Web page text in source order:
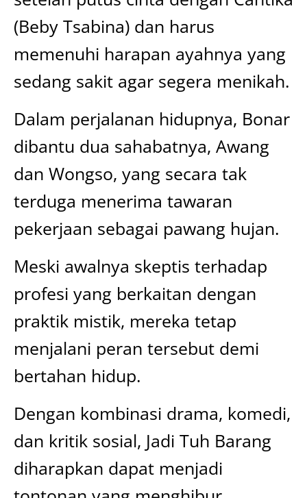
(Beby Tsabina) dan harus
memenuhi harapan ayahnya yang
sedang sakit agar segera menikah.
Dalam perjalanan hidupnya, Bonar
dibantu dua sahabatnya, Awang
dan Wongso, yang secara tak
terduga menerima tawaran
pekerjaan sebagai pawang hujan.
Meski awalnya skeptis terhadap
profesi yang berkaitan dengan
praktik mistik, mereka tetap
menjalani peran tersebut demi
bertahan hidup.
Dengan kombinasi drama, komedi,
dan kritik sosial, Jadi Tuh Barang
diharapkan dapat menjadi